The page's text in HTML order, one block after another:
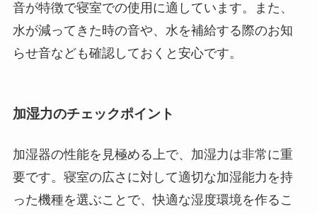
音が特徴で寝室での使用に適しています。また、
水が減ってきた時の音や、水を補給する際のお知
らせ音なども確認しておくと安心です。
加湿力のチェックポイント
加湿器の性能を見極める上で、加湿力は非常に重
要です。寝室の広さに対して適切な加湿能力を持
った機種を選ぶことで、快適な湿度環境を作るこ